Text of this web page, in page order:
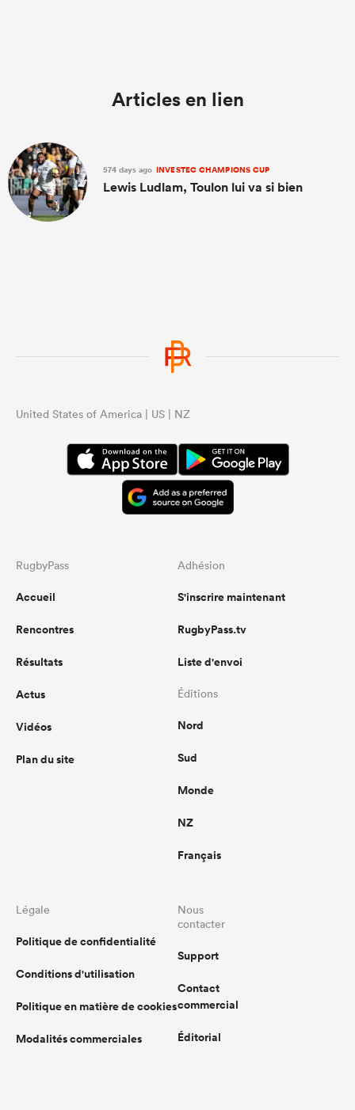
Articles en lien
574 days ago INVESTEC CHAMPIONS CUP
Lewis Ludlam, Toulon lui va si bien
United States of America | US | NZ
RugbyPass
Accueil
Rencontres
Résultats
Actus
Vidéos
Plan du site
Adhésion
S'inscrire maintenant
RugbyPass.tv
Liste d'envoi
Éditions
Nord
Sud
Monde
NZ
Français
Légale
Politique de confidentialité
Conditions d'utilisation
Politique en matière de cookies
Modalités commerciales
Nous
contacter
Support
Contact
commercial
Éditorial